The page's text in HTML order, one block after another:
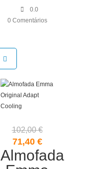
0.0
0 Comentários
102,00€
O
preço
original
71,40 €
preço
atual
Almofada